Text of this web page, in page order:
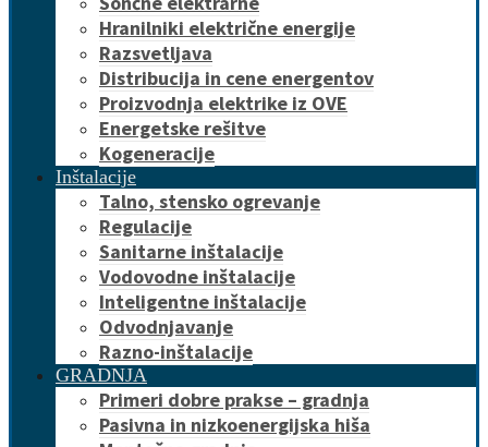
Hranilniki električne energije
Razsvetljava
Distribucija in cene energentov
Proizvodnja elektrike iz OVE
Energetske rešitve
Kogeneracije
Inštalacije
Talno, stensko ogrevanje
Regulacije
Sanitarne inštalacije
Vodovodne inštalacije
Inteligentne inštalacije
Odvodnjavanje
Razno-inštalacije
GRADNJA
Primeri dobre prakse – gradnja
Pasivna in nizkoenergijska hiša